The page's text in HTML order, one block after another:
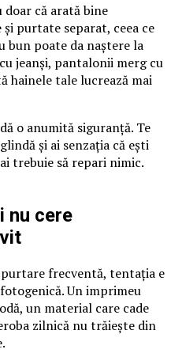
că arată bine
purtate separat, ceea ce
bun poate da naștere la
jeanși, pantalonii merg cu
hainele tale lucrează mai
o anumită siguranță. Te
și ai senzația că ești
trebuie să repari nimic.
nu cere
frecventă, tentația e
Un imprimeu
un material care cade
zilnică nu trăiește din